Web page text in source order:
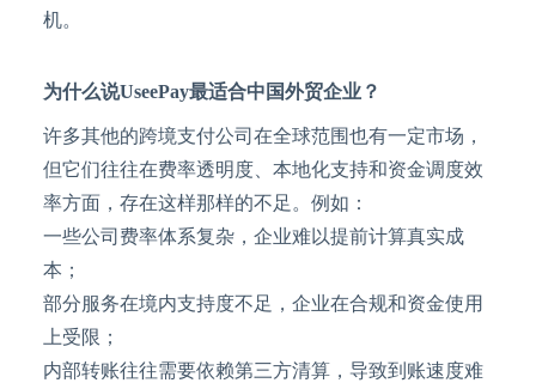
机。
为什么说UseePay最适合中国外贸企业？
许多其他的跨境支付公司在全球范围也有一定市场，
但它们往往在费率透明度、本地化支持和资金调度效
率方面，存在这样那样的不足。例如：
一些公司费率体系复杂，企业难以提前计算真实成
本；
部分服务在境内支持度不足，企业在合规和资金使用
上受限；
内部转账往往需要依赖第三方清算，导致到账速度难